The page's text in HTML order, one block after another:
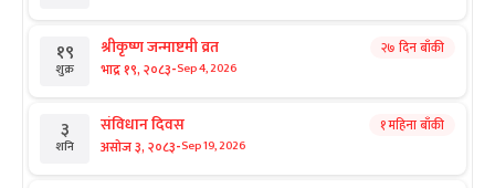
१९
शुक्र
श्रीकृष्ण जन्माष्टमी व्रत
भाद्र १९, २०८३-Sep 4, 2026
२७ दिन बाँकी
३
शनि
संविधान दिवस
असोज ३, २०८३-Sep 19, 2026
१ महिना बाँकी